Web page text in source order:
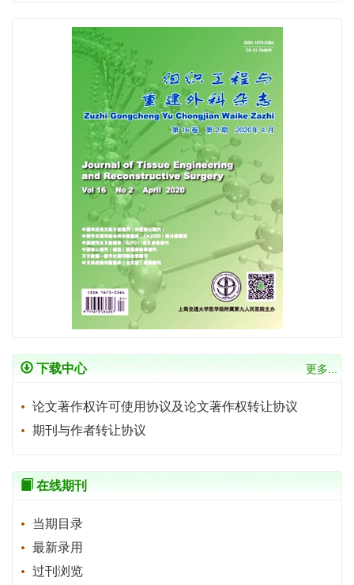
下载中心 更多...
论文著作权许可使用协议及论文著作权转让协议
期刊与作者转让协议
在线期刊
当期目录
最新录用
过刊浏览